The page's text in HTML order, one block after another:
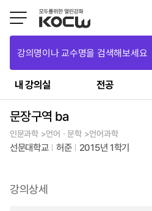
강의명이나 교수명을 검색해보세요
내 강의실 전공
문장구역 ba
인문과학 >언어ㆍ문학 >언어과학
선문대학교 허준 2015년 1학기
강의상세